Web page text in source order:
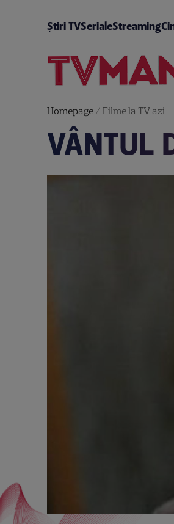
Știri TVSerialeStreaming
Homepage/ Filme la TV azi
VÂNTUL